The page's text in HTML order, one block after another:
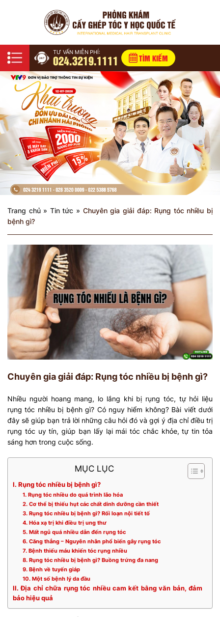
TƯ VẤN MIỄN PHÍ:
024.3219.1111 TÌM KIẾM
Trang chủ» Tin tức » Chuyên gia giải đáp: Rụng tóc nhiều bị
bệnh gì?
Chuyên gia giải đáp: Rụng tóc nhiều bị bệnh gì?
Nhiều người hoang mang, lo lắng khi bị rụng tóc, tự hỏi liệu
rụng tóc nhiều bị bệnh gì? Có nguy hiểm không? Bài viết dưới
đây sẽ giúp bạn trả lời những câu hỏi đó và gợi ý địa chỉ điều trị
rụng tóc uy tín, giúp bạn lấy lại mái tóc chắc khỏe, tự tin tỏa
sáng hơn trong cuộc sống.
MỤC LỤC
I. Rụng tóc nhiều bị bệnh gì?
1. Rụng tóc nhiều do quá trình lão hóa
2. Cơ thể bị thiếu hụt các chất dinh dưỡng cần thiết
3. Rụng tóc nhiều bị bệnh gì? Rối loạn nội tiết tố
4. Hóa xạ trị khi điều trị ung thư
5. Mất ngủ quá nhiều dẫn đến rụng tóc
6. Căng thẳng – Nguyên nhân phổ biến gây rụng tóc
7. Bệnh thiếu máu khiến tóc rụng nhiều
8. Rụng tóc nhiều bị bệnh gì? Buồng trứng đa nang
9. Bệnh về tuyến giáp
10. Một số bệnh lý da đầu
II. Địa chỉ chữa rụng tóc nhiều cam kết bằng văn bản, đảm
bảo hiệu quả